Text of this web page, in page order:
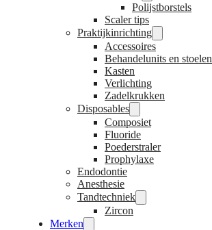
Polijstborstels
Scaler tips
Praktijkinrichting
Accessoires
Behandelunits en stoelen
Kasten
Verlichting
Zadelkrukken
Disposables
Composiet
Fluoride
Poederstraler
Prophylaxe
Endodontie
Anesthesie
Tandtechniek
Zircon
Merken